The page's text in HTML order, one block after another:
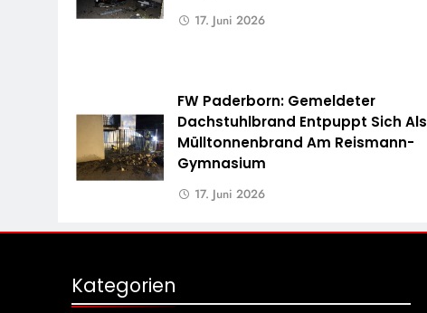
17. Juni 2026
FW Paderborn: Gemeldeter
Dachstuhlbrand Entpuppt Sich Als
Mülltonnenbrand Am Reismann-
Gymnasium
17. Juni 2026
Kategorien